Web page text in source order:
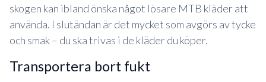
skogen kan ibland önska något lösare MTB kläder att
använda. I slutändan är det mycket som avgörs av tycke
och smak – du ska trivas i de kläder du köper.
transportera bort fukt